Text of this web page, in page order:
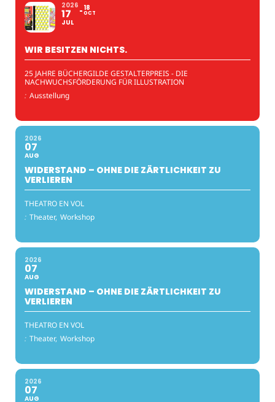
2026
17
JUL
18
OCT
WIR BESITZEN NICHTS.
25 JAHRE BÜCHERGILDE GESTALTERPREIS - DIE
NACHWUCHSFÖRDERUNG FÜR ILLUSTRATION
: Ausstellung
2026
07
AUG
WIDERSTAND – OHNE DIE ZÄRTLICHKEIT ZU
VERLIEREN
THEATRO EN VOL
: Theater, Workshop
2026
07
AUG
WIDERSTAND – OHNE DIE ZÄRTLICHKEIT ZU
VERLIEREN
THEATRO EN VOL
: Theater, Workshop
2026
07
AUG